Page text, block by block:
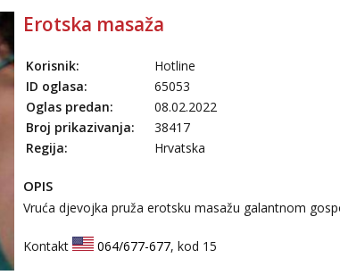
Erotska masaža
Korisnik:
Hotline
ID oglasa:
65053
Oglas predan:
08.02.2022
Broj prikazivanja:
38417
Regija:
Hrvatska
OPIS
Vruća djevojka pruža erotsku masažu galantnom
Kontakt 064/677-677, kod 15